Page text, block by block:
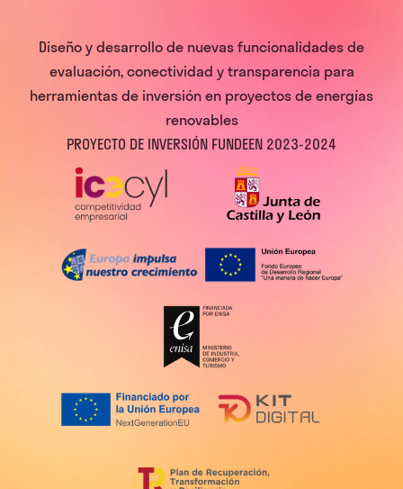
Diseño y desarrollo de nuevas funcionalidades de
evaluación, conectividad y transparencia para
herramientas de inversión en proyectos de energías
renovables
PROYECTO DE INVERSIÓN FUNDEEN 2023-2024